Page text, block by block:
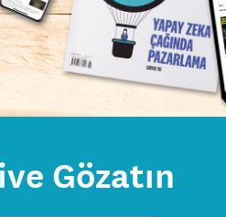
Gözatın